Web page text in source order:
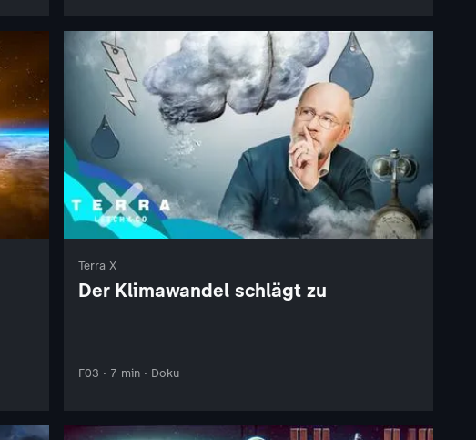
Terra X
Der Klimawandel schlägt zu
F03 · 7 min · Doku